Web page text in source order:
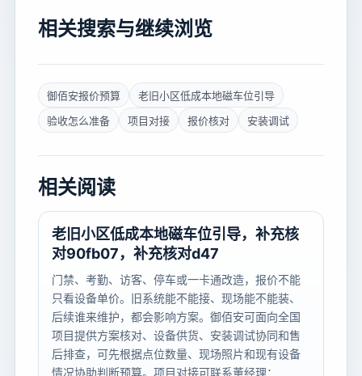
相关搜索与继续浏览
御佰安报价预算
老旧小区低成本地磁车位引导
验收怎么准备
项目对接 报价核对 安装调试
相关阅读
老旧小区低成本地磁车位引导，补充核
对90fb07，补充核对d47
门禁、考勤、访客、停车或一卡通改造，报价不能
只看设备单价。旧系统能不能接、现场能不能装、
后续谁来维护，都会影响方案。御佰安可面向全国
项目提供方案核对、设备供货、安装调试协同和售
后排查，可先根据点位数量、现场照片和现有设备
情况协助判断预算。项目对接可联系董经理：